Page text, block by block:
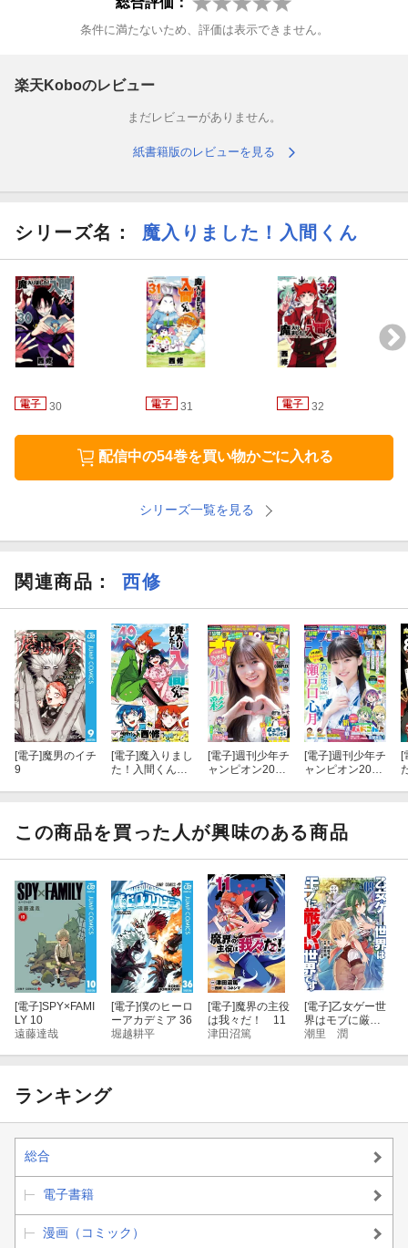
条件に満たないため、評価は表示できません。
楽天Koboのレビュー
まだレビューがありません。
紙書籍版のレビューを見る
シリーズ名： 魔入りました！入間くん
30 31 32
配信中の54巻を買い物かごに入れる
シリーズ一覧を見る
関連商品 ： 西修
[電子]魔男のイチ
9
[電子]魔入りまし
た！入間くん
[電子]週刊少年チ
ャンピオン2026
[電子]週刊少年チ
ャンピオン2026
[
この商品を買った人が興味のある商品
[電子]SPY×FAMI
LY 10
遠藤達哉
[電子]僕のヒーロ
ーアカデミア 36
堀越耕平
[電子]魔界の主役
は我々だ！ 11
津田沼篤
[電子]乙女ゲー世
界はモブに厳し
い世界です 09
潮里 潤
ランキング
総合
電子書籍
漫画（コミック）